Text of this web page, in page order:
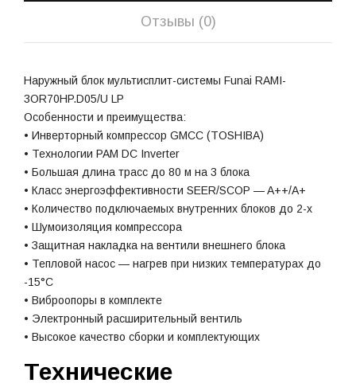
Отзывы (0)
Наружный блок мультисплит-системы Funai RAMI-
3OR70HP.D05/U LP
Особенности и преимущества:
• Инверторный компрессор GMCC (TOSHIBA)
• Технологии PAM DC Inverter
• Большая длина трасс до 80 м на 3 блока
• Класс энергоэффективности SEER/SCOP — A++/A+
• Количество подключаемых внутренних блоков до 2-х
• Шумоизоляция компрессора
• Защитная накладка на вентили внешнего блока
• Тепловой насос — нагрев при низких температурах до
-15°С
• Виброопоры в комплекте
• Электронный расширительный вентиль
• Высокое качество сборки и комплектующих
Технические